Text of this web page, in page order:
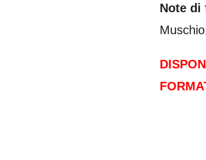
Note di